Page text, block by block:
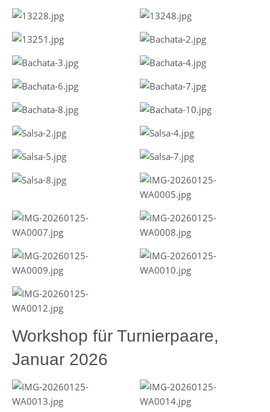
Workshop für Turnierpaare,
Januar 2026